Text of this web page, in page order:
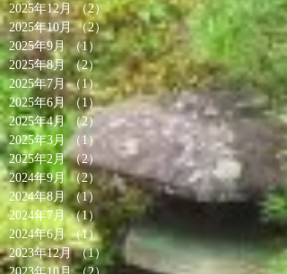
2025年12月 （2） 2件の記事
2025年10月 （2）2件の記事
2025年9月 （1）1件の記事
2025年8月 （2）2件の記事
2025年7月 （1） 1件の記事
2025年6月 （1）1件の記事
2025年4月 （2）
2件の記事
2025年3月 （1）
1件の記事
2025年2月 （2）2件の記事
2024年9月 （2）2件の記事
2024年8月 （1）
1件の記事
2024年7月 （1）
1件の記事
2024年6月 （1）1件の記事
2023年12月 （1）1件の記事